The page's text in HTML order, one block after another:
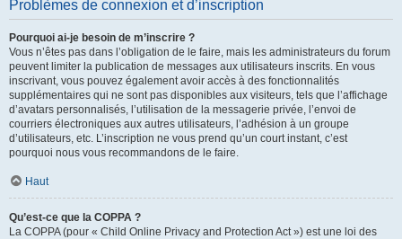
Problèmes de connexion et d’inscription
Pourquoi ai-je besoin de m’inscrire ?
Vous n’êtes pas dans l’obligation de le faire, mais les administrateurs du forum
peuvent limiter la publication de messages aux utilisateurs inscrits. En vous
inscrivant, vous pouvez également avoir accès à des fonctionnalités
supplémentaires qui ne sont pas disponibles aux visiteurs, tels que l’affichage
d’avatars personnalisés, l’utilisation de la messagerie privée, l’envoi de
courriers électroniques aux autres utilisateurs, l’adhésion à un groupe
d’utilisateurs, etc. L’inscription ne vous prend qu’un court instant, c’est
pourquoi nous vous recommandons de le faire.
Haut
Qu’est-ce que la COPPA ?
La COPPA (pour « Child Online Privacy and Protection Act ») est une loi des